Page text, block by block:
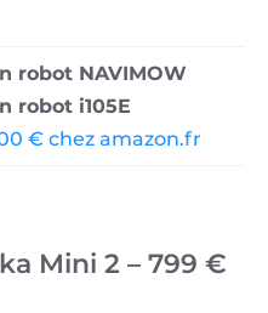
robot NAVIMOW
robot i105E
€ chez amazon.fr
Mini 2 – 799 €